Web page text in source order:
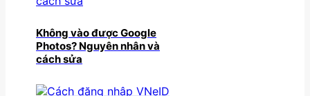
Không vào được Google
Photos? Nguyên nhân và
cách sửa